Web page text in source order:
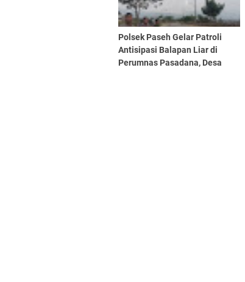
Polsek Paseh Gelar Patroli
Antisipasi Balapan Liar di
Perumnas Pasadana, Desa